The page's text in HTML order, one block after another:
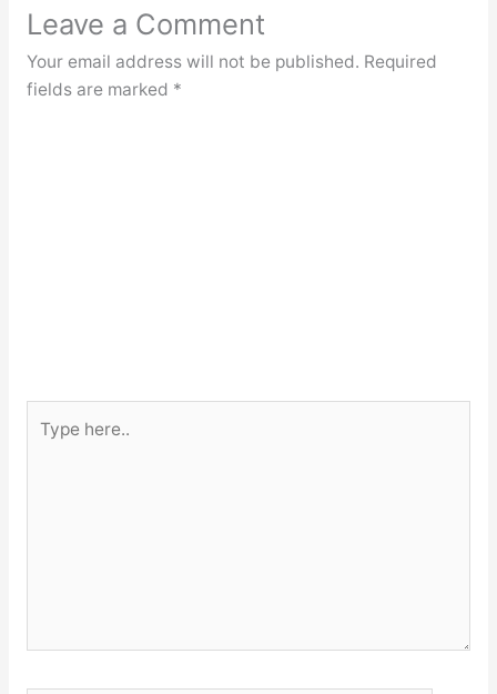
Leave a Comment
Your email address will not be published. Required
fields are marked *
here..